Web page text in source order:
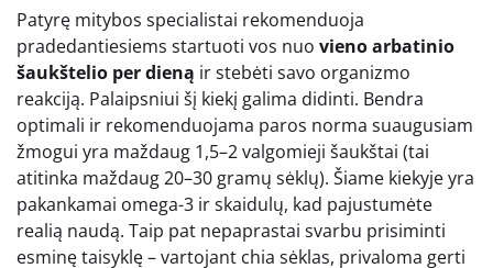
Patyrę mitybos specialistai rekomenduoja
pradedantiesiems startuoti vos nuo vieno arbatinio
šaukštelio per dieną ir stebėti savo organizmo
reakciją. Palaipsniui šį kiekį galima didinti. Bendra
optimali ir rekomenduojama paros norma suaugusiam
žmogui yra maždaug 1,5–2 valgomieji šaukštai (tai
atitinka maždaug 20–30 gramų sėklų). Šiame kiekyje yra
pakankamai omega-3 ir skaidulų, kad pajustumėte
realią naudą. Taip pat nepaprastai svarbu prisiminti
esminę taisyklę – vartojant chia sėklas, privaloma gerti